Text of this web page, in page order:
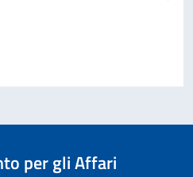
per gli Affari